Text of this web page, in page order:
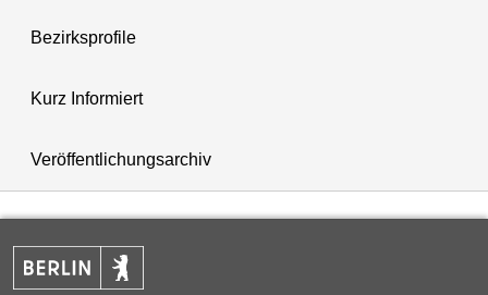
Bezirksprofile
Kurz Informiert
Veröffentlichungsarchiv